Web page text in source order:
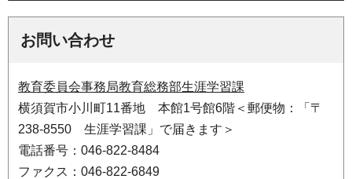
お問い合わせ
教育委員会事務局教育総務部生涯学習課
横須賀市小川町11番地 本館1号館6階＜郵便物：「〒
238-8550 生涯学習課」で届きます＞
電話番号：046-822-8484
ファクス：046-822-6849